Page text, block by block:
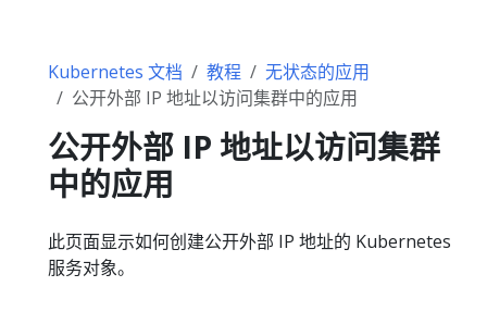
Kubernetes 文档 教程
无状态的应用
公开外部 IP 地址以访问集群中的应用
公开外部 IP 地址以访问集群
中的应用
此页面显示如何创建公开外部 IP 地址的 Kubernetes
服务对象。